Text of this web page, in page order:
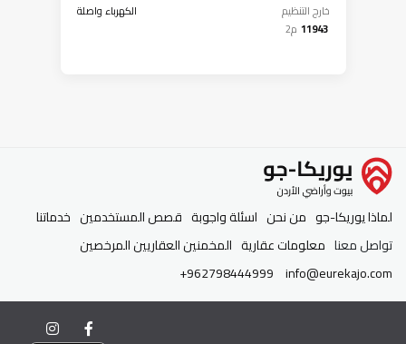
خارج التنظيم
الكهرباء واصلة
11943 م2
لماذا يوريكا-جو من نحن اسئلة واجوبة قصص المستخدمين خدماتنا
تواصل معنا معلومات عقارية المخمنين العقاريين المرخصين
info@eurekajo.com
+962798444999